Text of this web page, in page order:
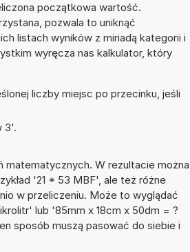
początkowa wartość.
pozwala to uniknąć
listach wyników z miriadą kategorii i
wyręcza nas kalkulator, który
liczby miejsc po przecinku, jeśli
3'.
matematycznych. W rezultacie można
'21 * 53 MBF', ale też różne
w przeliczeniu. Może to wyglądać
lub '85mm x 18cm x 50dm = ?
sposób muszą pasować do siebie i